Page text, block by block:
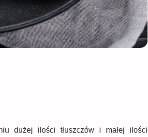
dużej ilości tłuszczów i małej ilości